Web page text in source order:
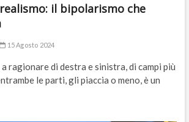
il bipolarismo che
15 Agosto 2024
ragionare di destra e sinistra, di campi più
le parti, gli piaccia o meno, è un